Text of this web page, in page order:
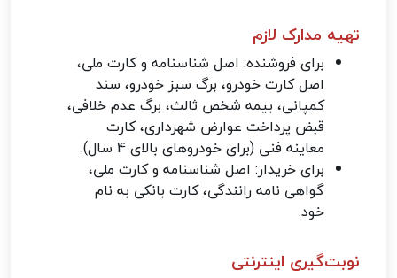
تهیه مدارک لازم
برای فروشنده: اصل شناسنامه و کارت ملی،
اصل کارت خودرو، برگ سبز خودرو، سند
کمپانی، بیمه شخص ثالث، برگ عدم خلافی،
قبض پرداخت عوارض شهرداری، کارت
معاینه فنی (برای خودروهای بالای 4 سال).
برای خریدار: اصل شناسنامه و کارت ملی،
گواهی نامه رانندگی، کارت بانکی به نام
خود.
نوبت‌گیری اینترنتی